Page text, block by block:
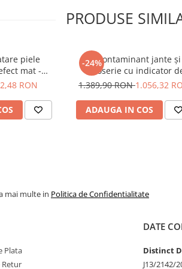
Quick Detailer, se
cu aproximativ 20
moi din microfibră,
cu o a doua
a obține strălucire.
pete
PRODUSE
piele
mat -
Touch
RON
-24%
Decontaminant jante și
caroserie cu indicator
reacție - Shiny Garage D-
1.389,90 RON1.056,32
ADAUGA IN COS
mai multe in Politica de Confidentialitate
Plata
Retur
DATE
Distinct
J13/2142/